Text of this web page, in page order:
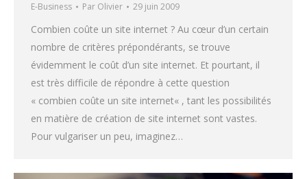
E-Business Par Olivier 29 juin 2009
Combien coûte un site internet ? Au cœur d’un certain
nombre de critères prépondérants, se trouve
évidemment le coût d’un site internet. Et pourtant, il
est très difficile de répondre à cette question
« combien coûte un site internet« , tant les possibilités
en matière de création de site internet sont vastes.
Pour vulgariser un peu, imaginez…